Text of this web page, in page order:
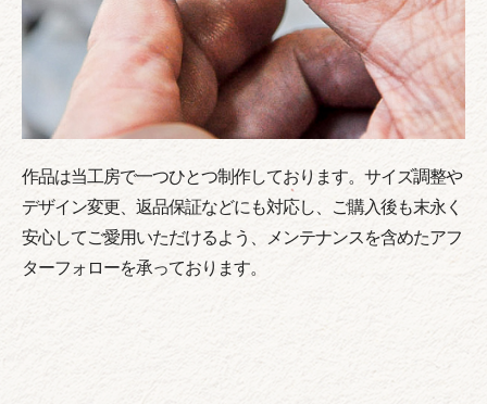
作品は当工房で一つひとつ制作しております。サイズ調整や
デザイン変更、返品保証などにも対応し、ご購入後も末永く
安心してご愛用いただけるよう、メンテナンスを含めたアフ
ターフォローを承っております。